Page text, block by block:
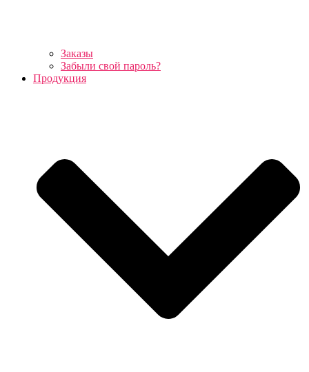
Заказы
Забыли свой пароль?
Продукция